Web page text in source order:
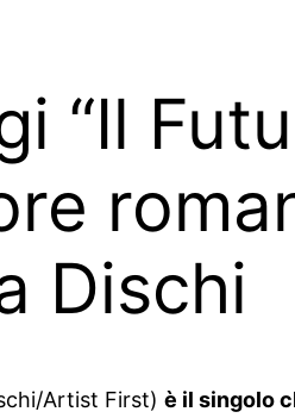
“Il
Dischi
Artist First) è il singolo